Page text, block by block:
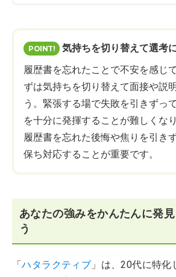
気持ちを切り替えて選考
履歴書を忘れたことで不安を感じ
ずは気持ちを切り替えて面接や説
う。緊張する場で失敗を引きずっ
を十分に発揮することが難しくなり
履歴書を忘れた後悔や焦りを引き
保ち対応することが重要です。
あなたの強みをかんたんに発
う
「ハタラクティブ 」は、20代に特